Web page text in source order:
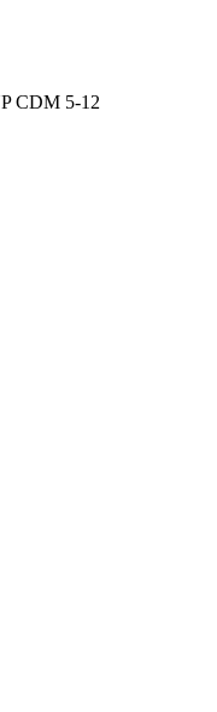
CDM 5-12